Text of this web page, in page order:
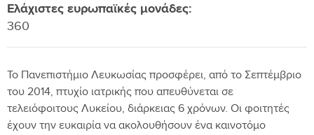
Ελάχιστες ευρωπαϊκές μονάδες:
360
Το Πανεπιστήμιο Λευκωσίας προσφέρει, από το Σεπτέμβριο
του 2014, πτυχίο ιατρικής που απευθύνεται σε
τελειόφοιτους Λυκείου, διάρκειας 6 χρόνων. Oι φοιτητές
έχουν την ευκαιρία να ακολουθήσουν ένα καινοτόμο